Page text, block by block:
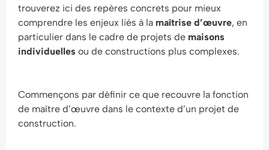
trouverez ici des repères concrets pour mieux
comprendre les enjeux liés à la maîtrise d’œuvre, en
particulier dans le cadre de projets de maisons
individuelles ou de constructions plus complexes.
Commençons par définir ce que recouvre la fonction
de maître d’œuvre dans le contexte d’un projet de
construction.